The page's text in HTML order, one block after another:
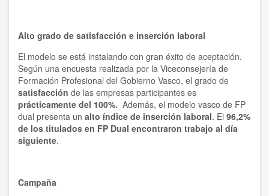
Alto grado de satisfacción e inserción laboral
El modelo se está instalando con gran éxito de aceptación.
Según una encuesta realizada por la Viceconsejería de
Formación Profesional del Gobierno Vasco, el grado de
satisfacción de las empresas participantes es
prácticamente del 100%. Además, el modelo vasco de FP
dual presenta un alto índice de inserción laboral. El 96,2%
de los titulados en FP Dual encontraron trabajo al día
siguiente.
Campaña